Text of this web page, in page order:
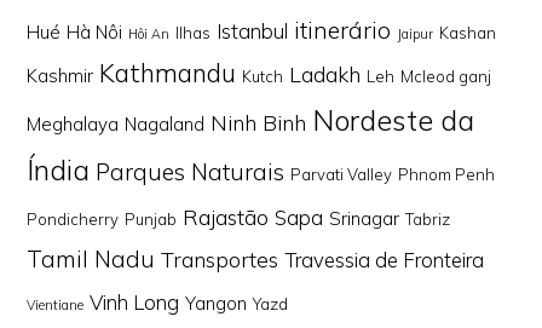
Hué Hà Nôi Hôi An Ilhas Istanbul itinerário Jaipur Kashan
Kashmir Kathmandu Kutch Ladakh Leh Mcleod ganj
Meghalaya Nagaland Ninh Binh Nordeste da
Índia Parques Naturais Parvati Valley Phnom Penh
Pondicherry Punjab Rajastão Sapa Srinagar Tabriz
Tamil Nadu Transportes Travessia de Fronteira
Vientiane Vinh Long Yangon Yazd